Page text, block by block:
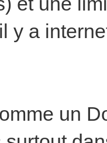
y a
un